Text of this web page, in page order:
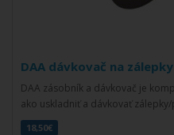
DAA dávkovač na
DAA zásobník a dávkovač je
ako uskladniť a dávkovať zálepky/
18,50€